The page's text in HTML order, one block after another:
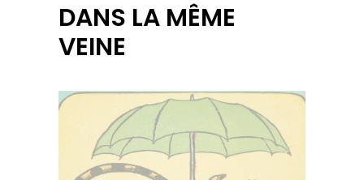
DANS LA MÊME
VEINE